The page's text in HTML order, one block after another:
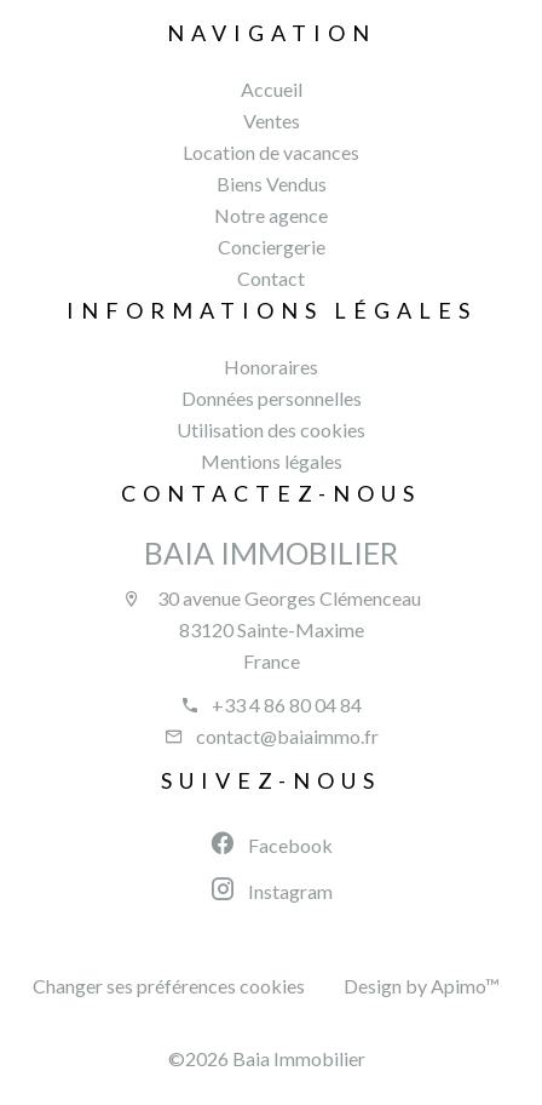
NAVIGATION
Accueil
Ventes
Location de vacances
Biens Vendus
Notre agence
Conciergerie
Contact
INFORMATIONS LÉGALES
Honoraires
Données personnelles
Utilisation des cookies
Mentions légales
CONTACTEZ-NOUS
BAIA IMMOBILIER
30 avenue Georges Clémenceau
83120 Sainte-Maxime
France
+33 4 86 80 04 84
contact@baiaimmo.fr
SUIVEZ-NOUS
Facebook
Instagram
Changer ses préférences cookies Design byApimo™
©2026 Baia Immobilier